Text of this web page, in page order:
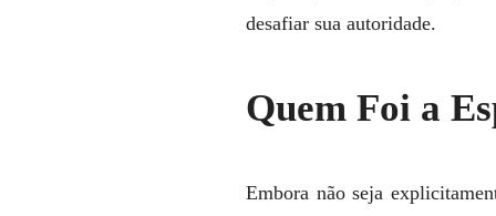
desafiar sua autoridade.
Quem Foi a
Embora não seja